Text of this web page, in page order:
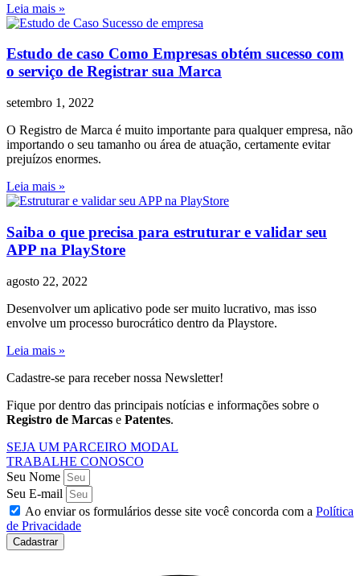
Leia mais »
Estudo de caso Como Empresas obtém sucesso com
o serviço de Registrar sua Marca
setembro 1, 2022
O Registro de Marca é muito importante para qualquer empresa, não
importando o seu tamanho ou área de atuação, certamente evitar
prejuízos enormes.
Leia mais »
Saiba o que precisa para estruturar e validar seu
APP na PlayStore
agosto 22, 2022
Desenvolver um aplicativo pode ser muito lucrativo, mas isso
envolve um processo burocrático dentro da Playstore.
Leia mais »
Cadastre-se para receber nossa Newsletter!
Fique por dentro das principais notícias e informações sobre o
Registro de Marcas e Patentes.
SEJA UM PARCEIRO MODAL
TRABALHE CONOSCO
Seu Nome
Seu E-mail
Ao enviar os formulários desse site você concorda com a Política
de Privacidade
Cadastrar